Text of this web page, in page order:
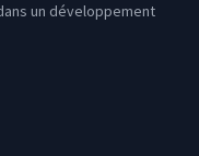
un développement